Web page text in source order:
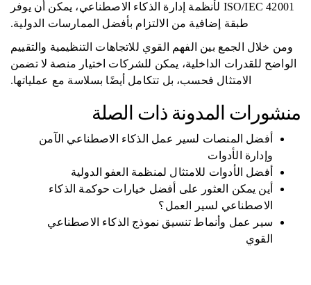
ISO/IEC 42001 لأنظمة إدارة الذكاء الاصطناعي، يمكن أن يوفر
طبقة إضافية من الالتزام بأفضل الممارسات الدولية.
ومن خلال الجمع بين الفهم القوي للاتجاهات التنظيمية والتقييم
الواضح للقدرات الداخلية، يمكن للشركات اختيار منصة لا تضمن
الامتثال فحسب، بل تتكامل أيضًا بسلاسة مع عملياتها.
منشورات المدونة ذات الصلة
أفضل المنصات لسير عمل الذكاء الاصطناعي الآمن
وإدارة الأدوات
أفضل الأدوات للامتثال لمنظمة العفو الدولية
أين يمكن العثور على أفضل خيارات حوكمة الذكاء
الاصطناعي لسير العمل؟
سير عمل وأنماط تنسيق نموذج الذكاء الاصطناعي
القوي